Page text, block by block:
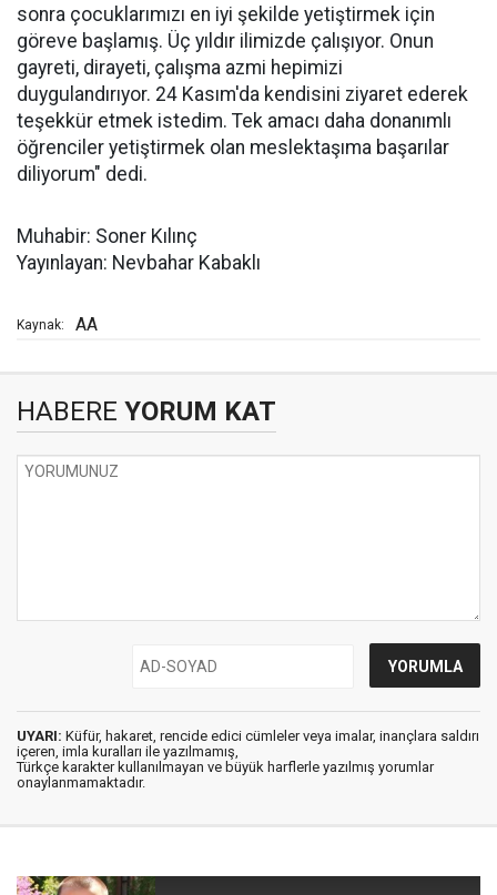
sonra çocuklarımızı en iyi şekilde yetiştirmek için
göreve başlamış. Üç yıldır ilimizde çalışıyor. Onun
gayreti, dirayeti, çalışma azmi hepimizi
duygulandırıyor. 24 Kasım'da kendisini ziyaret ederek
teşekkür etmek istedim. Tek amacı daha donanımlı
öğrenciler yetiştirmek olan meslektaşıma başarılar
diliyorum" dedi.
Muhabir: Soner Kılınç
Yayınlayan: Nevbahar Kabaklı
Kaynak: AA
HABERE YORUM KAT
UYARI: Küfür, hakaret, rencide edici cümleler veya imalar, inançlara saldırı
içeren, imla kuralları ile yazılmamış,
Türkçe karakter kullanılmayan ve büyük harflerle yazılmış yorumlar
onaylanmamaktadır.